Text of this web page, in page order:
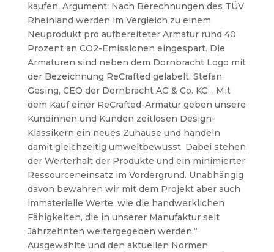
kaufen. Argument: Nach Berechnungen des TÜV
Rheinland werden im Vergleich zu einem
Neuprodukt pro aufbereiteter Armatur rund 40
Prozent an CO2-Emissionen eingespart. Die
Armaturen sind neben dem Dornbracht Logo mit
der Bezeichnung ReCrafted gelabelt. Stefan
Gesing, CEO der Dornbracht AG & Co. KG: „Mit
dem Kauf einer ReCrafted-Armatur geben unsere
Kundinnen und Kunden zeitlosen Design-
Klassikern ein neues Zuhause und handeln
damit gleichzeitig umweltbewusst. Dabei stehen
der Werterhalt der Produkte und ein minimierter
Ressourceneinsatz im Vordergrund. Unabhängig
davon bewahren wir mit dem Projekt aber auch
immaterielle Werte, wie die handwerklichen
Fähigkeiten, die in unserer Manufaktur seit
Jahrzehnten weitergegeben werden.“
Ausgewählte und den aktuellen Normen